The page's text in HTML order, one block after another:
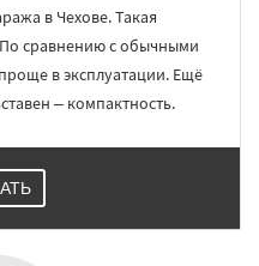
в Чехове. Такая
сравнению с обычными
в эксплуатации. Ещё
– компактность.